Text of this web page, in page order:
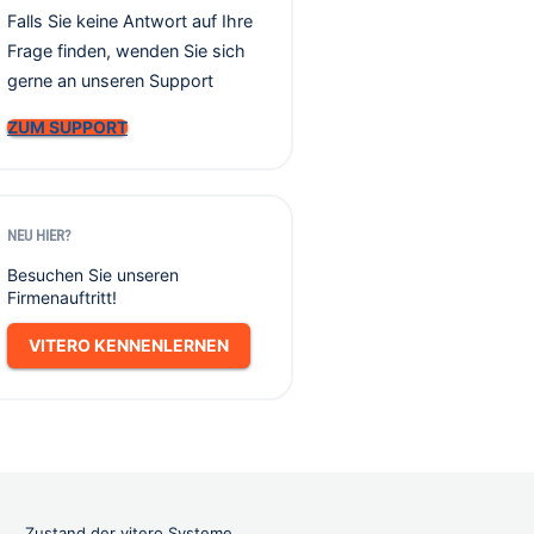
Falls Sie keine Antwort auf Ihre
Frage finden, wenden Sie sich
gerne an unseren Support
ZUM SUPPORT
NEU HIER?
Besuchen Sie unseren
Firmenauftritt!
VITERO KENNENLERNEN